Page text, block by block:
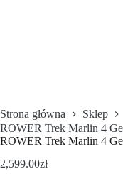
Strona główna Sklep
ROWER Trek Marlin 4
ROWER Trek Marlin 4
2,599.00zł